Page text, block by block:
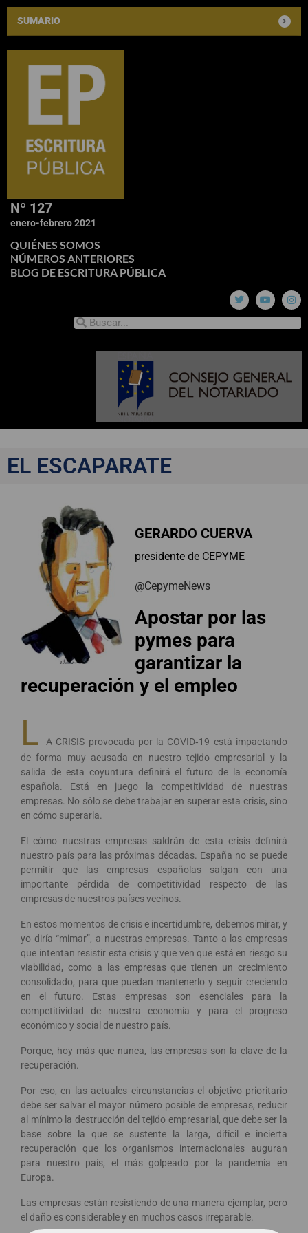
SUMARIO
Nº 127
enero-febrero 2021
QUIÉNES SOMOS
NÚMEROS ANTERIORES
BLOG DE ESCRITURA PÚBLICA
EL ESCAPARATE
GERARDO CUERVA
presidente de CEPYME
@CepymeNews
Apostar por las
pymes para
garantizar la
recuperación y el empleo
L
A CRISIS provocada por la COVID‐19 está impactando
de forma muy acusada en nuestro tejido empresarial y la
salida de esta coyuntura definirá el futuro de la economía
española. Está en juego la competitividad de nuestras
empresas. No sólo se debe trabajar en superar esta crisis, sino
en cómo superarla.
El cómo nuestras empresas saldrán de esta crisis definirá
nuestro país para las próximas décadas. España no se puede
permitir que las empresas españolas salgan con una
importante pérdida de competitividad respecto de las
empresas de nuestros países vecinos.
En estos momentos de crisis e incertidumbre, debemos mirar, y
yo diría “mimar”, a nuestras empresas. Tanto a las empresas
que intentan resistir esta crisis y que ven que está en riesgo su
viabilidad, como a las empresas que tienen un crecimiento
consolidado, para que puedan mantenerlo y seguir creciendo
en el futuro. Estas empresas son esenciales para la
competitividad de nuestra economía y para el progreso
económico y social de nuestro país.
Porque, hoy más que nunca, las empresas son la clave de la
recuperación.
Por eso, en las actuales circunstancias el objetivo prioritario
debe ser salvar el mayor número posible de empresas, reducir
al mínimo la destrucción del tejido empresarial, que debe ser la
base sobre la que se sustente la larga, difícil e incierta
recuperación que los organismos internacionales auguran
para nuestro país, el más golpeado por la pandemia en
Europa.
Las empresas están resistiendo de una manera ejemplar, pero
el daño es considerable y en muchos casos irreparable.